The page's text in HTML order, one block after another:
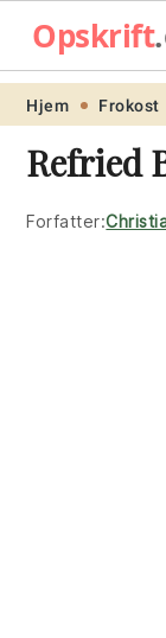
Skip
primary
navigation
Skip
main
content
Skip
primary
sidebar
Skip
footer
Opskrift
Hjem Frokost
Refried
Forfatter: